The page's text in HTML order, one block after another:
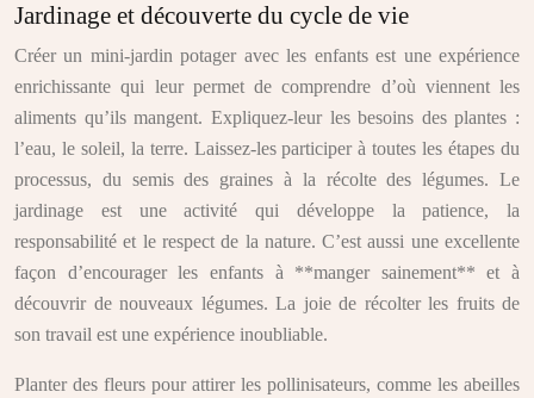
Jardinage et découverte du cycle de vie
Créer un mini-jardin potager avec les enfants est une expérience
enrichissante qui leur permet de comprendre d’où viennent les
aliments qu’ils mangent. Expliquez-leur les besoins des plantes :
l’eau, le soleil, la terre. Laissez-les participer à toutes les étapes du
processus, du semis des graines à la récolte des légumes. Le
jardinage est une activité qui développe la patience, la
responsabilité et le respect de la nature. C’est aussi une excellente
façon d’encourager les enfants à **manger sainement** et à
découvrir de nouveaux légumes. La joie de récolter les fruits de
son travail est une expérience inoubliable.
Planter des fleurs pour attirer les pollinisateurs, comme les abeilles